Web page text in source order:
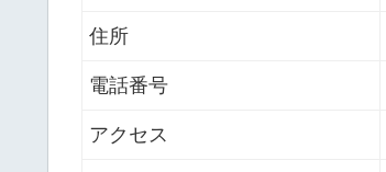
住所
電話番号
アクセス